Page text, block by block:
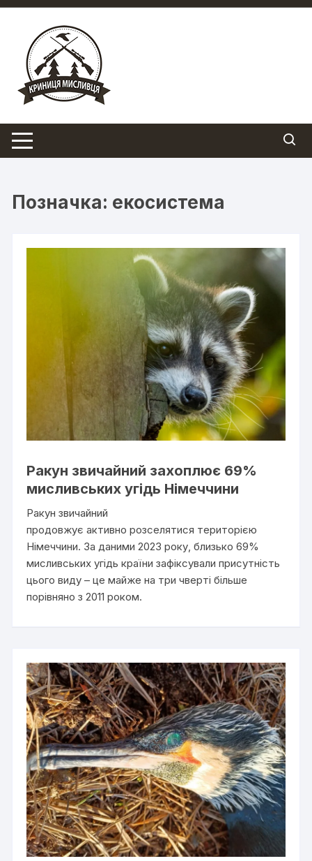
Перейти
вмісту
Позначка: екосистема
Ракун звичайний захоплює 69%
мисливських угідь Німеччини
Ракун звичайний
продовжує активно розселятися територією
Німеччини. За даними 2023 року, близько 69%
мисливських угідь країни зафіксували присутність
цього виду – це майже на три чверті більше
порівняно з 2011 роком.